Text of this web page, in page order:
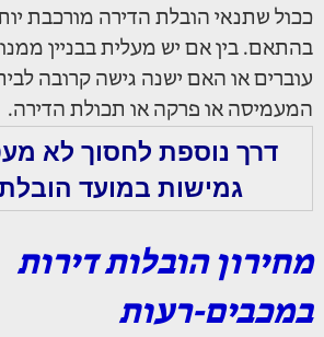
ככול שתנאי הובלת הדירה מורכבת
בהתאם. בין אם יש מעלית בבניין
עוברים או האם ישנה גישה קרובה
המעמיסה או פרקה או תכולת הדירה.
דרך נוספת לחסוך לא
גמישות במועד
מחירון הובלות דירות
במכבים-רעות